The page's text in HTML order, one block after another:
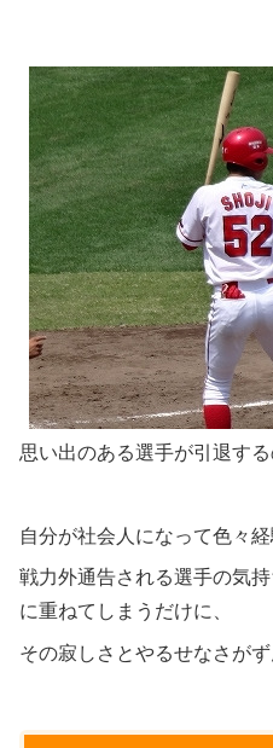
思い出のある選手が引退する
自分が社会人になって色々
戦力外通告される選手の気
に重ねてしまうだけに、
その寂しさとやるせなさが